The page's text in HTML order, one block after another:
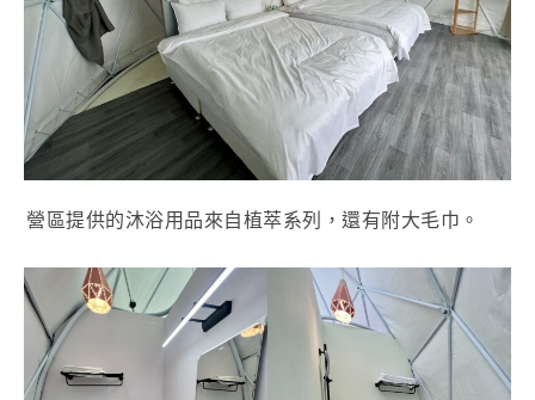
營區提供的沐浴用品來自植萃系列，還有附大毛巾。